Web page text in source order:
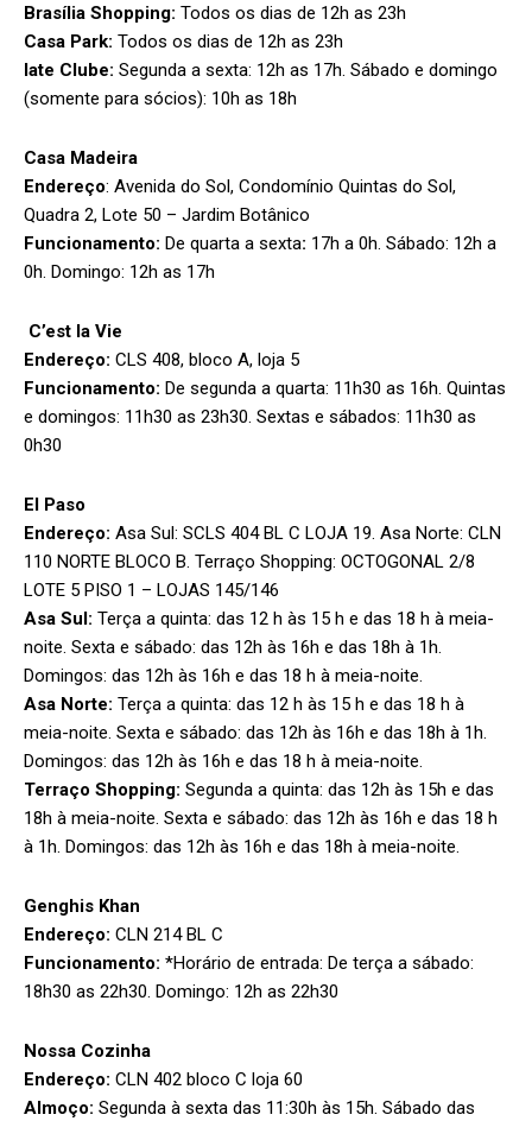
Brasília Shopping: Todos os dias de 12h as 23h
Casa Park: Todos os dias de 12h as 23h
Iate Clube: Segunda a sexta: 12h as 17h. Sábado e domingo
(somente para sócios): 10h as 18h
Casa Madeira
Endereço: Avenida do Sol, Condomínio Quintas do Sol,
Quadra 2, Lote 50 – Jardim Botânico
Funcionamento: De quarta a sexta: 17h a 0h. Sábado: 12h a
0h. Domingo: 12h as 17h
C’est la Vie
Endereço: CLS 408, bloco A, loja 5
Funcionamento: De segunda a quarta: 11h30 as 16h. Quintas
e domingos: 11h30 as 23h30. Sextas e sábados: 11h30 as
0h30
El Paso
Endereço: Asa Sul: SCLS 404 BL C LOJA 19. Asa Norte: CLN
110 NORTE BLOCO B. Terraço Shopping: OCTOGONAL 2/8
LOTE 5 PISO 1 – LOJAS 145/146
Asa Sul: Terça a quinta: das 12 h às 15 h e das 18 h à meia-
noite. Sexta e sábado: das 12h às 16h e das 18h à 1h.
Domingos: das 12h às 16h e das 18 h à meia-noite.
Asa Norte: Terça a quinta: das 12 h às 15 h e das 18 h à
meia-noite. Sexta e sábado: das 12h às 16h e das 18h à 1h.
Domingos: das 12h às 16h e das 18 h à meia-noite.
Terraço Shopping: Segunda a quinta: das 12h às 15h e das
18h à meia-noite. Sexta e sábado: das 12h às 16h e das 18 h
à 1h. Domingos: das 12h às 16h e das 18h à meia-noite.
Genghis Khan
Endereço: CLN 214 BL C
Funcionamento: *Horário de entrada: De terça a sábado:
18h30 as 22h30. Domingo: 12h as 22h30
Nossa Cozinha
Endereço: CLN 402 bloco C loja 60
Almoço: Segunda à sexta das 11:30h às 15h. Sábado das